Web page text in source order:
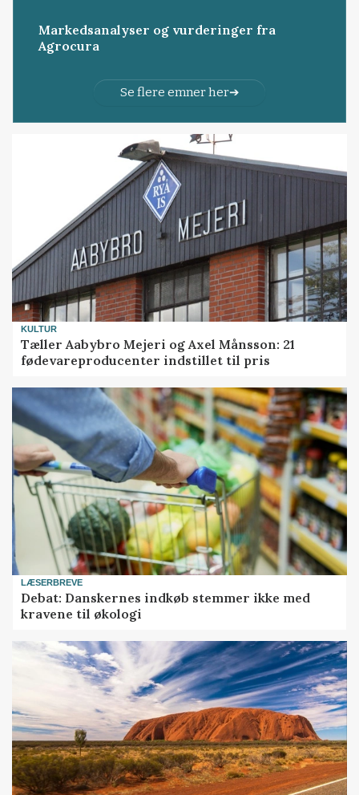
Markedsanalyser og vurderinger fra
Agrocura
Se flere emner her
KULTUR
Tæller Aabybro Mejeri og Axel Månsson: 21
fødevareproducenter indstillet til pris
LÆSERBREVE
Debat: Danskernes indkøb stemmer ikke med
kravene til økologi